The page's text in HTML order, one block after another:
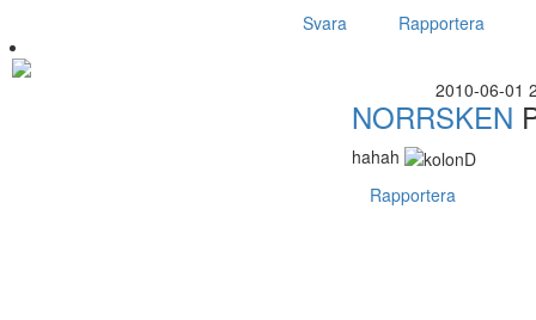
Svara
Rapportera
2010-06-01
NORRSKEN
hahah
Rapportera